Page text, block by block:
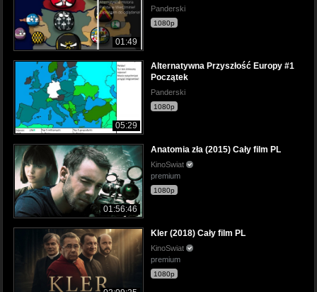
01:49
Panderski
1080p
05:29
Alternatywna Przyszłość Europy #1
Początek
Panderski
1080p
01:56:46
Anatomia zła (2015) Cały film PL
KinoSwiat
premium
1080p
Kler (2018) Cały film PL
KinoSwiat
premium
1080p